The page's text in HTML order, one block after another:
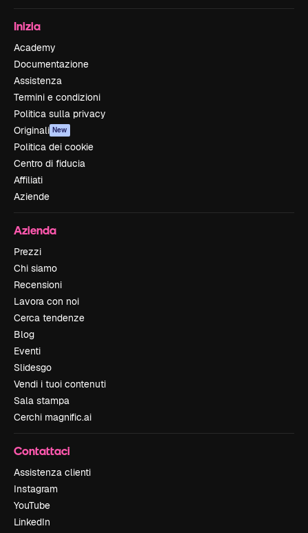
Inizia
Academy
Documentazione
Assistenza
Termini e condizioni
Politica sulla privacy
Originali New
Politica dei cookie
Centro di fiducia
Affiliati
Aziende
Azienda
Prezzi
Chi siamo
Recensioni
Lavora con noi
Cerca tendenze
Blog
Eventi
Slidesgo
Vendi i tuoi contenuti
Sala stampa
Cerchi magnific.ai
Contattaci
Assistenza clienti
Instagram
YouTube
LinkedIn